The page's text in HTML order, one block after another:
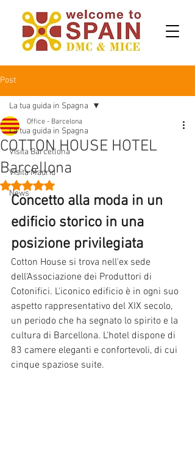
Post
La tua guida in Spagna
Visita Barcellona
Visita Madrid
News
La tua guida in Spagna
COTTON HOUSE HOTEL
Barcellona
Office - Barcelona
Valutazione NaN stelle su 5.
Concetto alla moda in un
edificio storico in una
posizione privilegiata
Cotton House si trova nell'ex sede
dell'Associazione dei Produttori di
Cotonifici. L'iconico edificio è in ogni suo
aspetto rappresentativo del XIX secolo,
un periodo che ha segnato lo spirito e la
cultura di Barcellona. L'hotel dispone di
83 camere eleganti e confortevoli, di cui
cinque spaziose suite.